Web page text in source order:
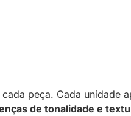
peça. Cada unidade
de tonalidade e